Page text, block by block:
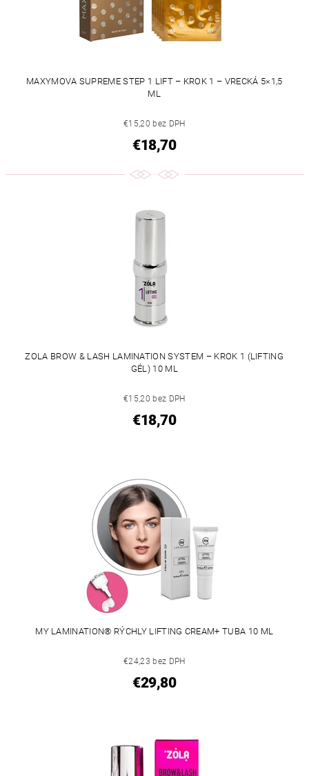
MAXYMOVA SUPREME STEP 1 LIFT – KROK 1 – VRECKÁ 5×1,5
ML
€15,20 bez DPH
€18,70
ZOLA BROW & LASH LAMINATION SYSTEM – KROK 1 (LIFTING
GÉL) 10 ML
€15,20 bez DPH
€18,70
MY LAMINATION® RÝCHLY LIFTING CREAM+ TUBA 10 ML
€24,23 bez DPH
€29,80